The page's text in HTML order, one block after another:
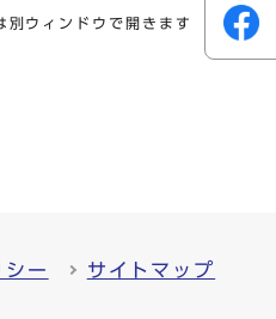
別ウィンドウで開きます
シー サイトマップ